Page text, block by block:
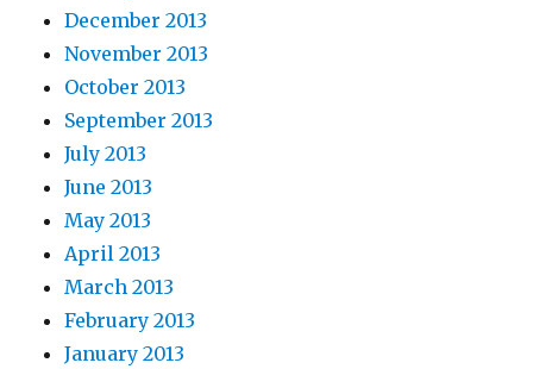
December 2013
November 2013
October 2013
September 2013
July 2013
June 2013
May 2013
April 2013
March 2013
February 2013
January 2013